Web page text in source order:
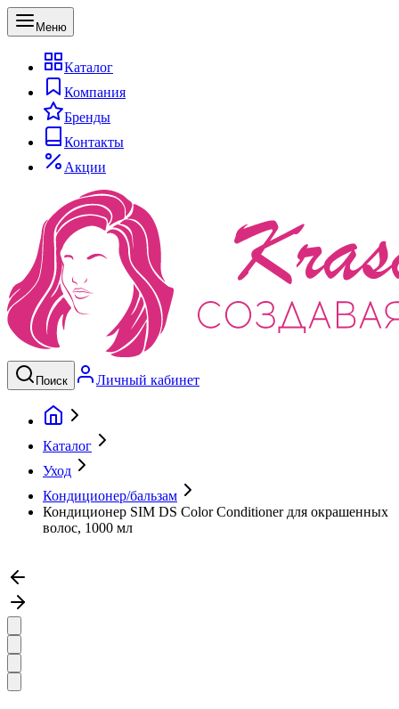
Меню
Каталог
Компания
Бренды
Контакты
Акции
Поиск Личный кабинет
Каталог
Уход
Кондиционер/бальзам
Кондиционер SIM DS Color Conditioner для окрашенных
волос, 1000 мл